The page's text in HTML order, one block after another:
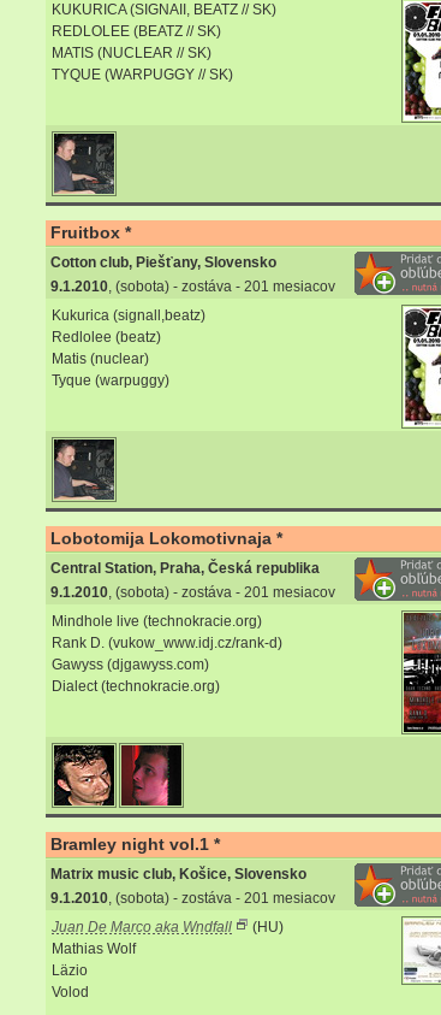
KUKURICA (SIGNAII, BEATZ // SK)
REDLOLEE (BEATZ // SK)
MATIS (NUCLEAR // SK)
TYQUE (WARPUGGY // SK)
Fruitbox *
Cotton club, Piešťany, Slovensko
9.1.2010, (sobota) - zostáva - 201 mesiacov
Kukurica (signall,beatz)
Redlolee (beatz)
Matis (nuclear)
Tyque (warpuggy)
Lobotomija Lokomotivnaja *
Central Station, Praha, Česká republika
9.1.2010, (sobota) - zostáva - 201 mesiacov
Mindhole live (technokracie.org)
Rank D. (vukow_www.idj.cz/rank-d)
Gawyss (djgawyss.com)
Dialect (technokracie.org)
Bramley night vol.1 *
Matrix music club, Košice, Slovensko
9.1.2010, (sobota) - zostáva - 201 mesiacov
Juan De Marco aka Wndfall
(HU)
Mathias Wolf
Läzio
Volod